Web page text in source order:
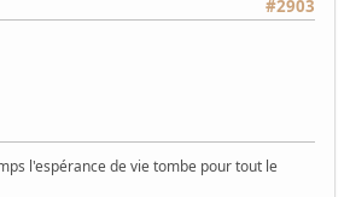
#2903
l'espérance de vie tombe pour tout le